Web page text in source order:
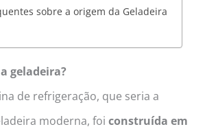
sobre a origem da Geladeira
geladeira?
de refrigeração, que seria a
moderna, foi construída em